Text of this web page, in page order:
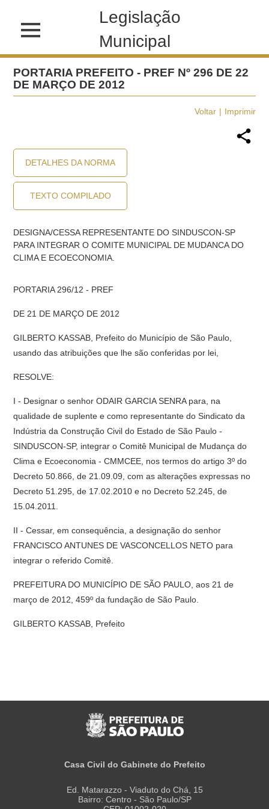
Legislação
Municipal
PORTARIA PREFEITO - PREF Nº 296 DE 22
DE MARÇO DE 2012
Voltar Imprimir
DETALHES DA NORMA
TEXTO COMPILADO
DESIGNA/CESSA REPRESENTANTE DO SINDUSCON-SP
PARA INTEGRAR O COMITE MUNICIPAL DE MUDANCA DO
CLIMA E ECOECONOMIA.
PORTARIA 296/12 - PREF
DE 21 DE MARÇO DE 2012
GILBERTO KASSAB, Prefeito do Município de São Paulo,
usando das atribuições que lhe são conferidas por lei,
RESOLVE:
I - Designar o senhor ODAIR GARCIA SENRA para, na
qualidade de suplente e como representante do Sindicato da
Indústria da Construção Civil do Estado de São Paulo -
SINDUSCON-SP, integrar o Comitê Municipal de Mudança do
Clima e Ecoeconomia - CMMCEE, nos termos do artigo 3º do
Decreto 50.866, de 21.09.09, com as alterações expressas no
Decreto 51.295, de 17.02.2010 e no Decreto 52.245, de
15.04.2011.
II - Cessar, em consequência, a designação do senhor
FRANCISCO ANTUNES DE VASCONCELLOS NETO para
integrar o referido Comitê.
PREFEITURA DO MUNICÍPIO DE SÃO PAULO, aos 21 de
março de 2012, 459º da fundação de São Paulo.
GILBERTO KASSAB, Prefeito
Casa Civil do Gabinete do Prefeito
Ed. Matarazzo - Viaduto do Chá, 15
Bairro: Centro - São Paulo/SP